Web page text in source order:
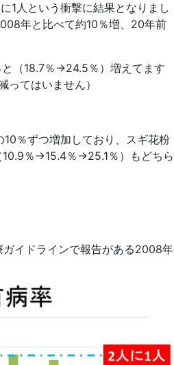
1人という衝撃に結果となりまし
年と比べて約10％増、20年前
（18.7％→24.5％）増えてます
ってはいません）
％ずつ増加しており、スギ花粉
％→15.4％→25.1％）もどちら
イドラインで報告がある2008年